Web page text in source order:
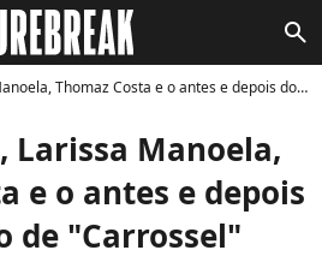
search
Costa e o antes e depois do elenco de "Carrossel"
Larissa Manoela,
e o antes e depois
de "Carrossel"